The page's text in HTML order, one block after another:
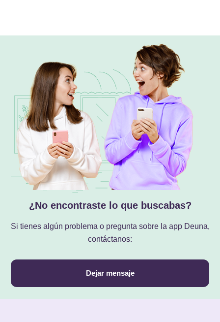
¿No encontraste lo que buscabas?
Si tienes algún problema o pregunta sobre la app Deuna,
contáctanos:
Dejar mensaje